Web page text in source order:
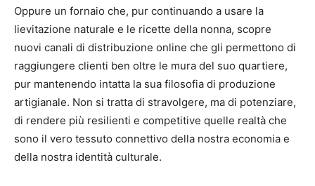
Oppure un fornaio che, pur continuando a usare la
lievitazione naturale e le ricette della nonna, scopre
nuovi canali di distribuzione online che gli permettono di
raggiungere clienti ben oltre le mura del suo quartiere,
pur mantenendo intatta la sua filosofia di produzione
artigianale. Non si tratta di stravolgere, ma di potenziare,
di rendere più resilienti e competitive quelle realtà che
sono il vero tessuto connettivo della nostra economia e
della nostra identità culturale.